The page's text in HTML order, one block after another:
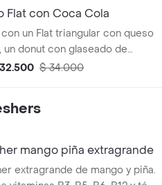
Flat con Coca Cola
un Flat triangular con queso
un donut con glaseado de
y grageas, y una Coca-Cola
$ 34.000
mango piña extragrande
extragrande de mango y piña.